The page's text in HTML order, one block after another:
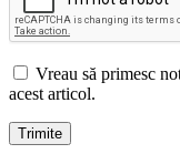
Vreau să primesc
acest articol.